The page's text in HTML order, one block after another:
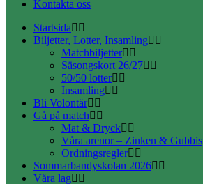
Kontakta oss
Startsida
Biljetter, Lotter, Insamling
Matchbiljetter
Säsongskort 26/27
50/50 lotter
Insamling
Bli Volontär
Gå på match
Mat & Dryck
Våra arenor – Zinken & Gubbis
Ordningsregler
Sommarbandyskolan 2026
Våra lag